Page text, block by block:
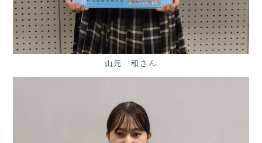
山元 和さん